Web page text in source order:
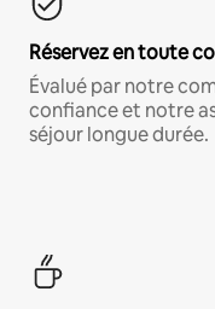
Réservez en toute
Évalué par notre
confiance et notre
séjour longue durée.